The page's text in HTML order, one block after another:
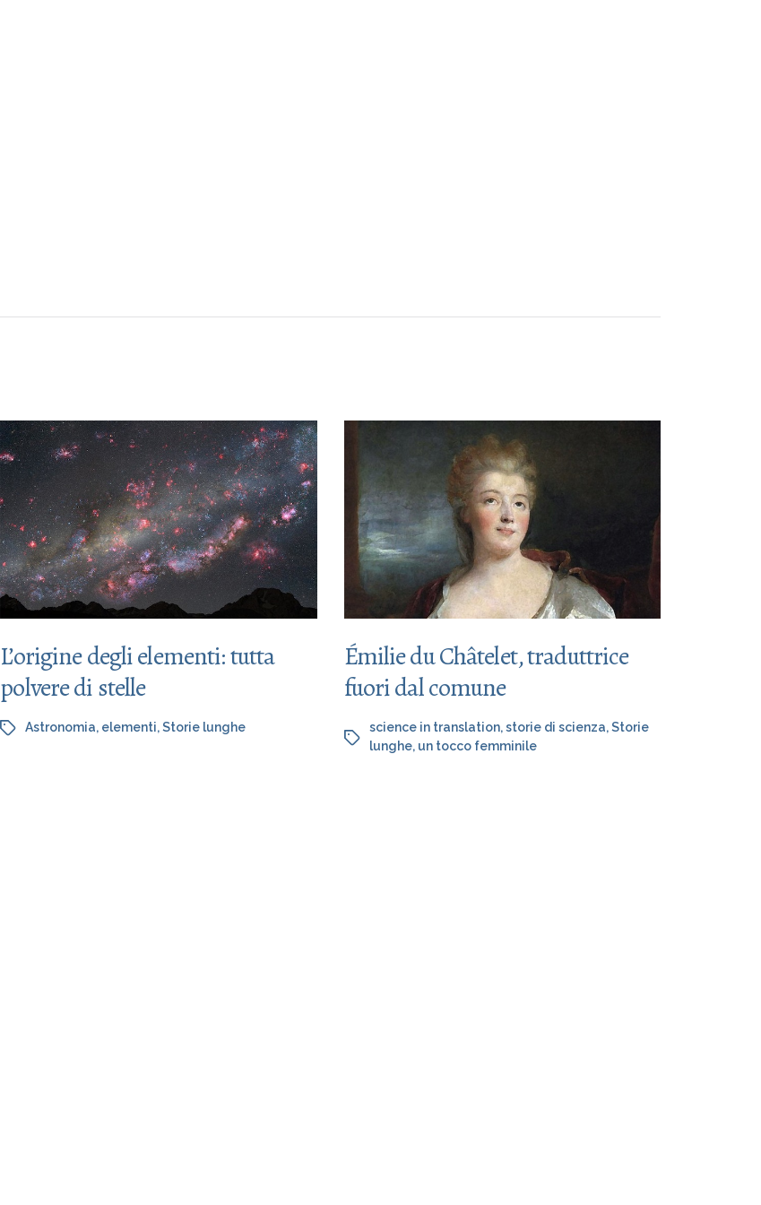
L’origine degli elementi: tutta
polvere di stelle
Astronomia, elementi,Storie lunghe
Émilie du Châtelet, traduttrice
fuori dal comune
science in translation,storie di scienza,Storie
lunghe, un tocco femminile